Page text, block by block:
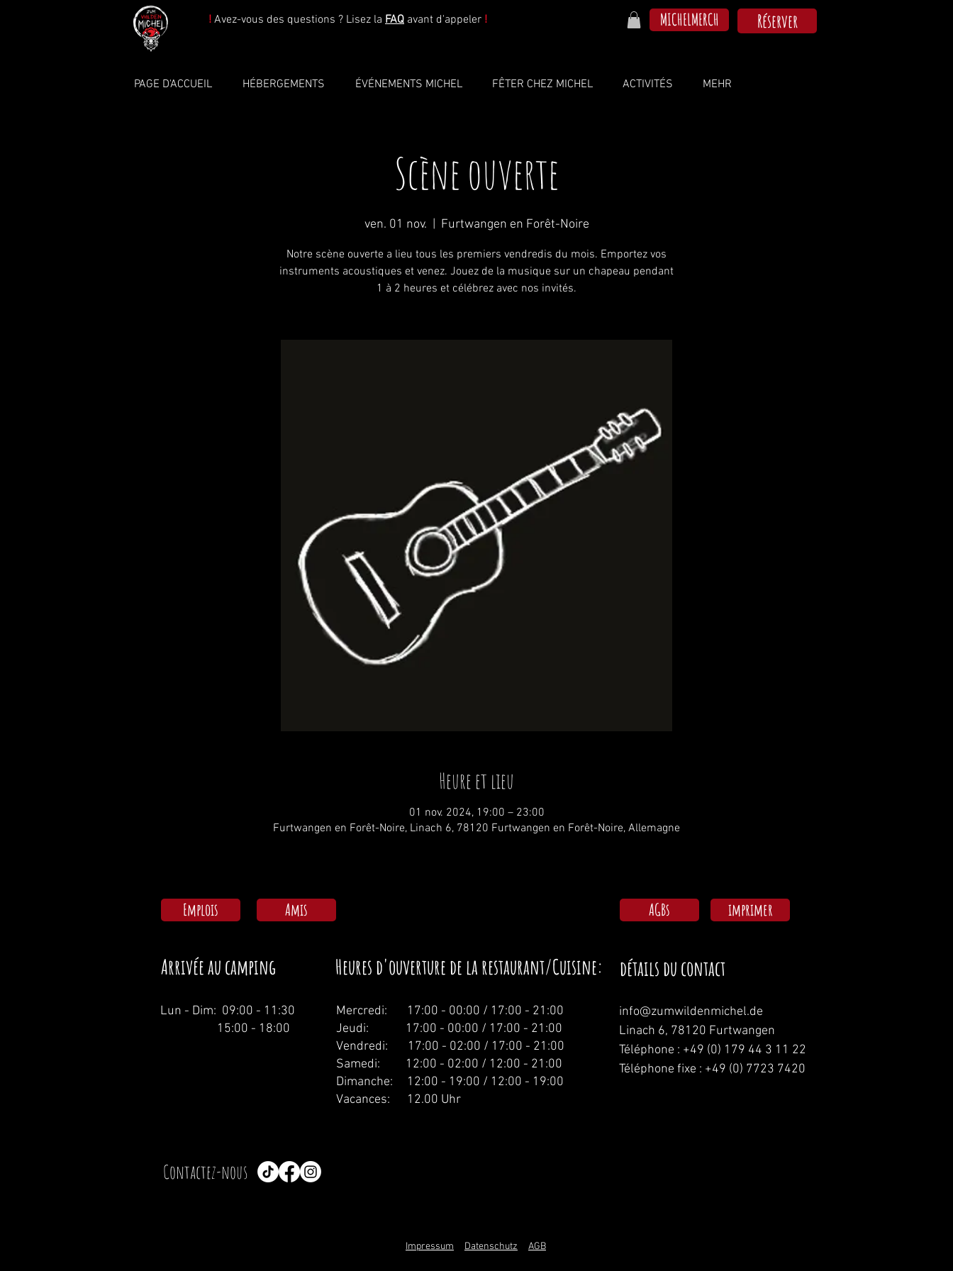
! Avez-vous des questions ? Lisez la FAQ avant d'appeler ! MICHELMERCH Réserver
PAGE D'ACCUEIL HÉBERGEMENTS ÉVÉNEMENTS MICHEL FÊTER CHEZ MICHEL ACTIVITÉS MEHR
Scène ouverte
ven. 01 nov. Furtwangen en Forêt-Noire
Notre scène ouverte a lieu tous les premiers vendredis du mois. Emportez vos
instruments acoustiques et venez. Jouez de la musique sur un chapeau pendant
1 à 2 heures et célébrez avec nos invités.
Heure et lieu
01 nov. 2024, 19:00 – 23:00
Furtwangen en Forêt-Noire, Linach 6, 78120 Furtwangen en Forêt-Noire, Allemagne
Emplois Amis
Arrivée au camping Heures d'ouverture de la restaurant/Cuisine:
Lun - Dim: 09:00 - 11:30
15:00 - 18:00
Mercredi: 17:00 - 00:00 / 17:00 - 21:00
Jeudi: 17:00 - 00:00 / 17:00 - 21:00
Vendredi: 17:00 - 02:00 / 17:00 - 21:00
Samedi: 12:00 - 02:00 / 12:00 - 21:00
Dimanche: 12:00 - 19:00 / 12:00 - 19:00
Vacances: 12.00 Uhr
Contactez-nous
AGBs imprimer
détails du contact
info@zumwildenmichel.de
Linach 6, 78120 Furtwangen
Téléphone : +49 (0) 179 44 3 11 22
Téléphone fixe : +49 (0) 7723 7420
Impressum Datenschutz AGB